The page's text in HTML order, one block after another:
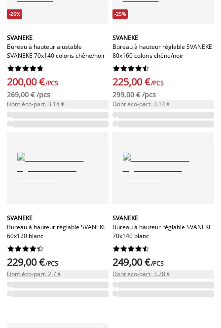
-26%
SVANEKE
Bureau à hauteur ajustable
SVANEKE 70x140 coloris chêne/noir






200,00 €/PCS
269,00 € /pcs
Dont éco-part. 3.14 €
-25%
SVANEKE
Bureau à hauteur réglable SVANEKE
80x160 coloris chêne/noir






225,00 €/PCS
299,00 € /pcs
Dont éco-part. 3.14 €
SVANEKE
Bureau à hauteur réglable SVANEKE
60x120 blanc






229,00 €/PCS
Dont éco-part. 2.7 €
SVANEKE
Bureau à hauteur réglable SVANEKE
70x140 blanc






249,00 €/PCS
Dont éco-part. 3.78 €